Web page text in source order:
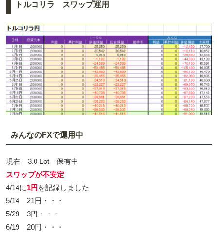
トルコリラ スワップ運用
みんなのFXで運用中
現在 3.0 Lot 保有中
スワップが不安定
4/14に1円 を記録しました
5/14 21円・・・
5/29 3円・・・
6/19 20円・・・